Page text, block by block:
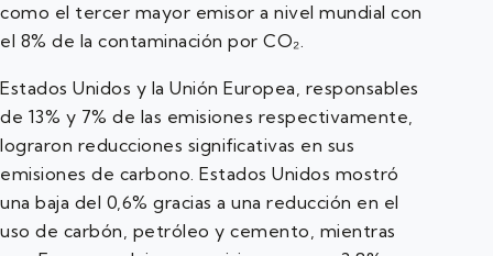
como el tercer mayor emisor a nivel mundial con
el 8% de la contaminación por CO₂.
Estados Unidos y la Unión Europea, responsables
de 13% y 7% de las emisiones respectivamente,
lograron reducciones significativas en sus
emisiones de carbono. Estados Unidos mostró
una baja del 0,6% gracias a una reducción en el
uso de carbón, petróleo y cemento, mientras